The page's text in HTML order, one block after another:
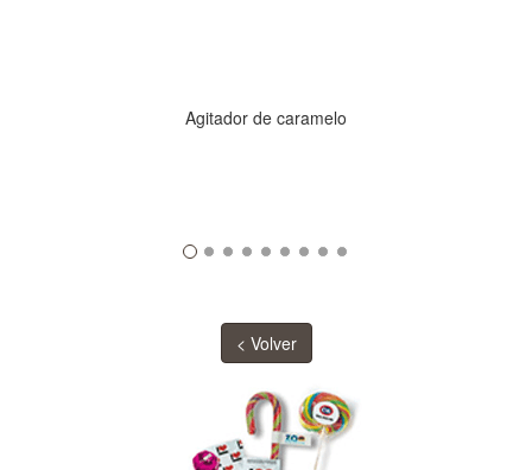
Agitador de caramelo
< Volver